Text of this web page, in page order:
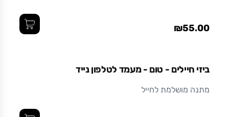
₪55.00
ביזי חיילים - טום - מעמד לטלפון נייד
מתנה מושלמת לחייל